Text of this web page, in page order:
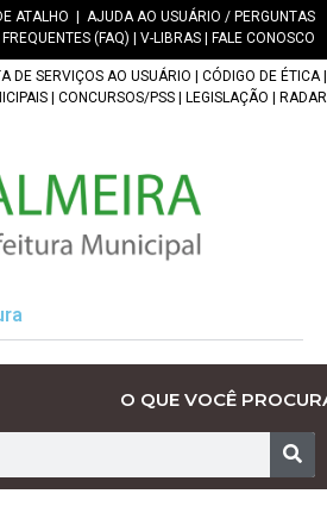
ATALHO
AJUDA AO USUÁRIO / PERGUNTAS
FREQUENTES (FAQ)
V-LIBRAS FALE CONOSCO
DE SERVIÇOS AO USUÁRIO CÓDIGO DE ÉTICA|
CONCURSOS/PSS LEGISLAÇÃO RADAR
O QUE VOCÊ